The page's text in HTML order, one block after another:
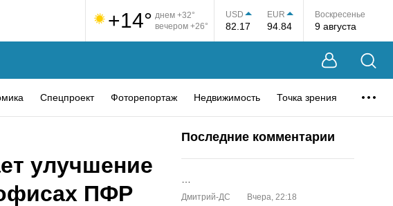
+14° днем +32°
вечером +26°
USD
82.17
EUR
94.84
Воскресенье
9 августа
Спецпроект Фоторепортаж Недвижимость Точка зрения
улучшение
ПФР
Последние комментарии
Дмитрий-ДС Вчера, 22:18